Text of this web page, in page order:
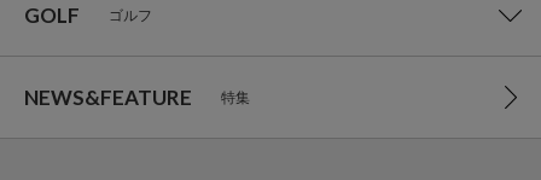
GOLF ゴルフ
NEWS&FEATURE 特集